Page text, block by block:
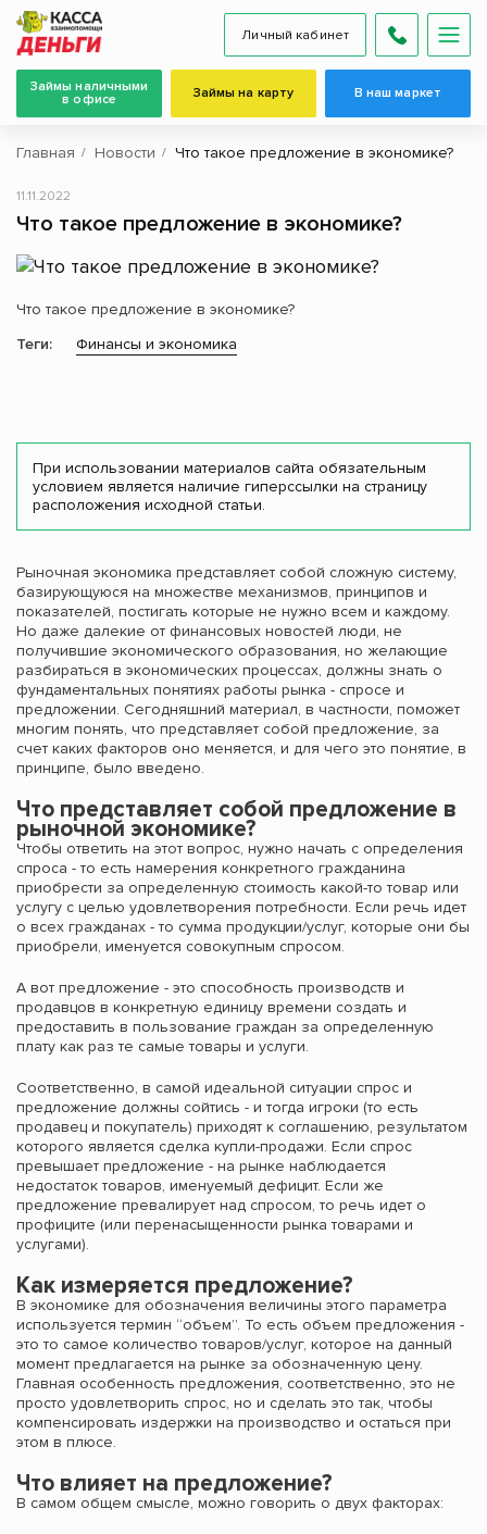
Личный кабинет
Займы наличными
в офисе
Займы на карту В наш маркет
Главная Новости Что такое предложение в экономике?
Что такое предложение в экономике?
11.11.2022
Что такое предложение в экономике?
Теги:
Финансы и экономика
При использовании материалов сайта обязательным
условием является наличие гиперссылки на страницу
расположения исходной статьи.
Рыночная экономика представляет собой сложную систему,
базирующуюся на множестве механизмов, принципов и
показателей, постигать которые не нужно всем и каждому.
Но даже далекие от финансовых новостей люди, не
получившие экономического образования, но желающие
разбираться в экономических процессах, должны знать о
фундаментальных понятиях работы рынка - спросе и
предложении. Сегодняшний материал, в частности, поможет
многим понять, что представляет собой предложение, за
счет каких факторов оно меняется, и для чего это понятие, в
принципе, было введено.
Что представляет собой предложение в
рыночной экономике?
Чтобы ответить на этот вопрос, нужно начать с определения
спроса - то есть намерения конкретного гражданина
приобрести за определенную стоимость какой-то товар или
услугу с целью удовлетворения потребности. Если речь идет
о всех гражданах - то сумма продукции/услуг, которые они бы
приобрели, именуется совокупным спросом.
А вот предложение - это способность производств и
продавцов в конкретную единицу времени создать и
предоставить в пользование граждан за определенную
плату как раз те самые товары и услуги.
Соответственно, в самой идеальной ситуации спрос и
предложение должны сойтись - и тогда игроки (то есть
продавец и покупатель) приходят к соглашению, результатом
которого является сделка купли-продажи. Если спрос
превышает предложение - на рынке наблюдается
недостаток товаров, именуемый дефицит. Если же
предложение превалирует над спросом, то речь идет о
профиците (или перенасыщенности рынка товарами и
услугами).
Как измеряется предложение?
В экономике для обозначения величины этого параметра
используется термин “объем”. То есть объем предложения -
это то самое количество товаров/услуг, которое на данный
момент предлагается на рынке за обозначенную цену.
Главная особенность предложения, соответственно, это не
просто удовлетворить спрос, но и сделать это так, чтобы
компенсировать издержки на производство и остаться при
этом в плюсе.
Что влияет на предложение?
В самом общем смысле, можно говорить о двух факторах: